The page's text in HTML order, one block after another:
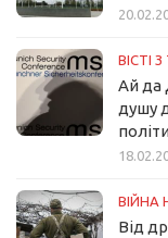
ВІСТІ
Ай да
душу
ВІЙНА
Від